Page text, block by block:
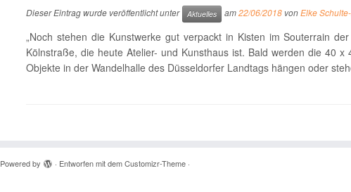
Dieser Eintrag wurde veröffentlicht unter Aktuelles am22/06/2018 vonElke
„Noch stehen die Kunstwerke gut verpackt in Kisten im Souterrain
Kölnstraße, die heute Atelier- und Kunsthaus ist. Bald werden die 40
Objekte in der Wandelhalle des Düsseldorfer Landtags hängen oder
Powered by · Entworfen mit demCustomizr-Theme ·